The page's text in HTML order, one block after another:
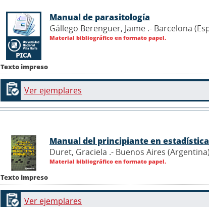
Texto impreso
Manual de parasitología
Gállego Berenguer, Jaime .- Barcelona
Material bibliográfico en formato papel.
Ver ejemplares
Texto impreso
Manual del principiante en
Duret, Graciela .- Buenos Aires
Material bibliográfico en formato papel.
Ver ejemplares